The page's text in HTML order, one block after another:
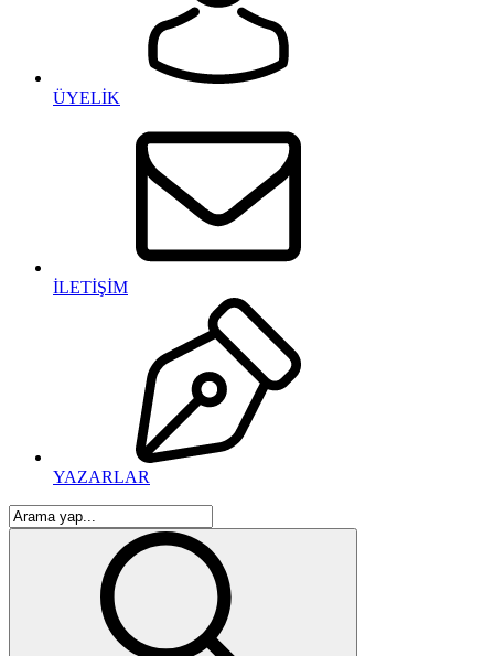
ÜYELİK
İLETİŞİM
YAZARLAR